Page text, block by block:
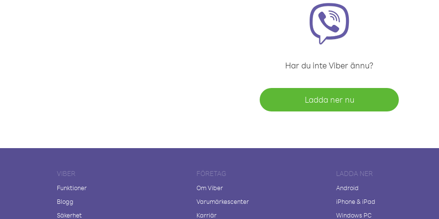
Har du inte Viber ännu?
Ladda ner nu
VIBER
Funktioner
Blogg
Säkerhet
FÖRETAG
Om Viber
Varumärkescenter
Karriär
LADDA NER
Android
iPhone & iPad
Windows PC